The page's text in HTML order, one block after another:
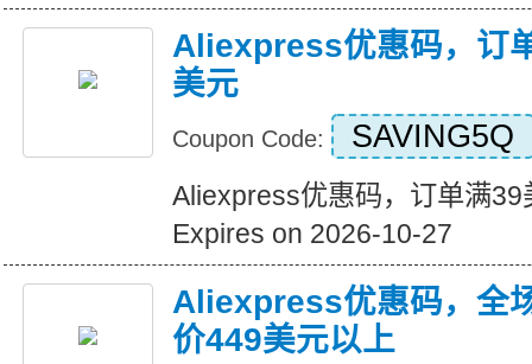
Aliexpress优惠码，订
美元
Coupon Code: SAVING5Q
Aliexpress优惠码，订单满39
Expires on 2026-10-27
Aliexpress优惠码，全
价449美元以上